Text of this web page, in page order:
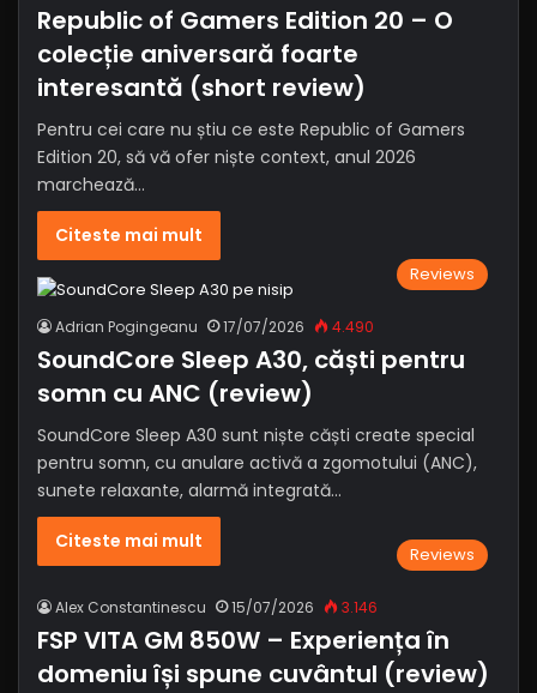
Republic of Gamers Edition 20 – O
colecție aniversară foarte
interesantă (short review)
Pentru cei care nu știu ce este Republic of Gamers
Edition 20, să vă ofer niște context, anul 2026
marchează…
Citeste mai mult
Reviews
Adrian Pogingeanu 17/07/2026 4.490
SoundCore Sleep A30, căști pentru
somn cu ANC (review)
SoundCore Sleep A30 sunt niște căști create special
pentru somn, cu anulare activă a zgomotului (ANC),
sunete relaxante, alarmă integrată…
Citeste mai mult
Reviews
Alex Constantinescu 15/07/2026 3.146
FSP VITA GM 850W – Experiența în
domeniu își spune cuvântul (review)